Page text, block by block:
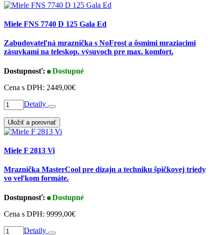
Miele FNS 7740 D 125 Gala Ed
Zabudovateľná mraznička s NoFrost a ôsmimi mraziacimi
zásuvkami na teleskop. výsuvoch pre max. komfort.
Dostupnosť:
Dostupné
Cena s DPH: 2449,00€
Detaily
Uložiť a porovnať
Miele F 2813 Vi
Mraznička MasterCool pre dizajn a techniku špičkovej triedy
vo veľkom formáte.
Dostupnosť:
Dostupné
Cena s DPH: 9999,00€
Detaily